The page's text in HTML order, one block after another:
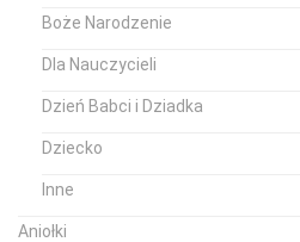
Boże Narodzenie
Dla Nauczycieli
Dzień Babci i Dziadka
Dziecko
Inne
Aniołki